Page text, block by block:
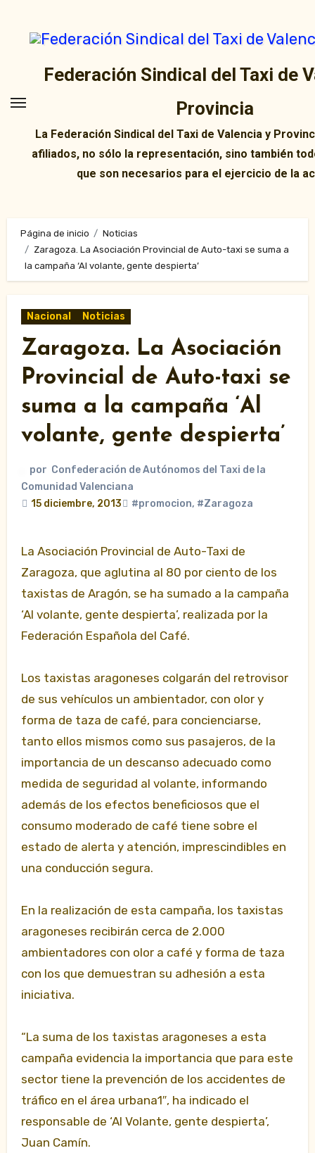
contenido
Federación Sindical del Taxi de
Provincia
La Federación Sindical del Taxi de Valencia y
afiliados, no sólo la representación, sino también
que son necesarios para el ejercicio de la
Página de inicio
Noticias
Zaragoza. La Asociación Provincial de Auto-taxi se suma a
la campaña ‘Al volante, gente despierta’
Nacional Noticias
Zaragoza. La Asociación
Provincial de Auto-taxi se
suma a la campaña ‘Al
volante, gente despierta’
por Confederación de Autónomos del Taxi de la
Comunidad Valenciana
15 diciembre, 2013
#promocion, #Zaragoza
La Asociación Provincial de Auto-Taxi de
Zaragoza, que aglutina al 80 por ciento de los
taxistas de Aragón, se ha sumado a la campaña
‘Al volante, gente despierta’, realizada por la
Federación Española del Café.
Los taxistas aragoneses colgarán del retrovisor
de sus vehículos un ambientador, con olor y
forma de taza de café, para concienciarse,
tanto ellos mismos como sus pasajeros, de la
importancia de un descanso adecuado como
medida de seguridad al volante, informando
además de los efectos beneficiosos que el
consumo moderado de café tiene sobre el
estado de alerta y atención, imprescindibles en
una conducción segura.
En la realización de esta campaña, los taxistas
aragoneses recibirán cerca de 2.000
ambientadores con olor a café y forma de taza
con los que demuestran su adhesión a esta
iniciativa.
“La suma de los taxistas aragoneses a esta
campaña evidencia la importancia que para este
sector tiene la prevención de los accidentes de
tráfico en el área urbana1″, ha indicado el
responsable de ‘Al Volante, gente despierta’,
Juan Camín.